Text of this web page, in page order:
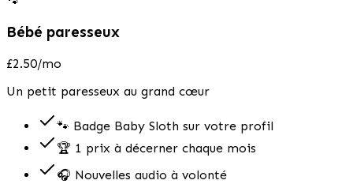
Bébé paresseux
£2.50/mo
Un petit paresseux au grand cœur
🐾 Badge Baby Sloth sur votre profil
🏆 1 prix à décerner chaque mois
🎧 Nouvelles audio à volonté